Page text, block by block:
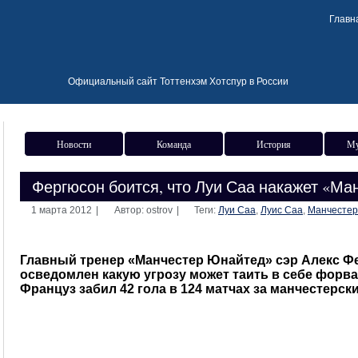
Официальный сайт Тоттенхэм Хотспур в России
Новости Команда История
Фергюсон боится, что Луи Саа накажет
1 марта 2012 Автор: ostrov Теги: Луи Саа, Луис Саа,
Главный тренер «Манчестер Юнайтед» сэр Алекс
осведомлен какую угрозу может таить в себе
Француз забил 42 гола в 124 матчах за